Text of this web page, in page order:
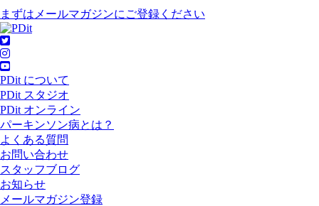
まずはメールマガジンにご登録ください
PDit について
PDit スタジオ
PDit オンライン
パーキンソン病とは？
よくある質問
お問い合わせ
スタッフブログ
お知らせ
メールマガジン登録